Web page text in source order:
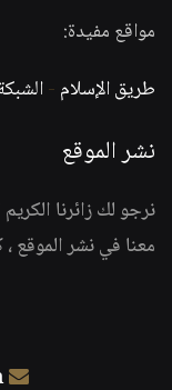
مواقع مفيدة:
طريق الإسلام -
نشر الموقع
نرجو لك زائرنا
معنا في نشر الموقع